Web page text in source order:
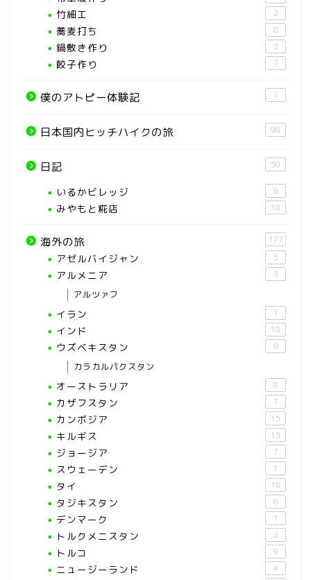
竹細工 2
蕎麦打ち 8
鍋敷き作り 2
餃子作り 7
僕のアトピー体験記 7
日本国内ヒッチハイクの旅 98
日記 50
いるかビレッジ 9
みやもと糀店 18
海外の旅 177
アゼルバイジャン 5
アルメニア 3
アルツァフ
イラン 1
インド 18
ウズベキスタン 9
カラカルパクスタン
オーストラリア 8
カザフスタン 7
カンボジア 15
キルギス 15
ジョージア 7
スウェーデン 1
タイ 18
タジキスタン 6
デンマーク 1
トルクメニスタン 2
トルコ 9
ニュージーランド 4